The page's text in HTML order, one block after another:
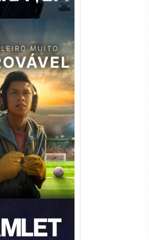
Muito Improvável
WEB-DL 1080p
Áudio